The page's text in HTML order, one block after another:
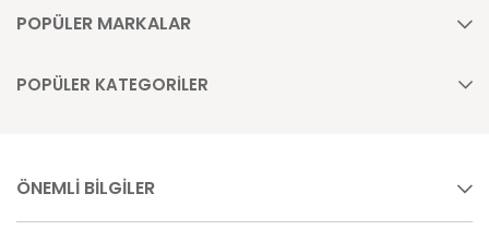
POPÜLER MARKALAR
POPÜLER KATEGORİLER
ÖNEMLİ BİLGİLER